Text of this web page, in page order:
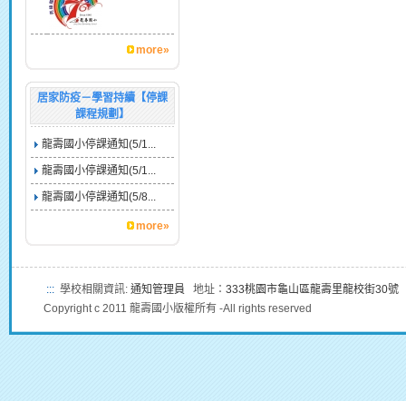
more»
居家防疫－學習持續【停課
課程規劃】
龍壽國小停課通知(5/1...
龍壽國小停課通知(5/1...
龍壽國小停課通知(5/8...
more»
::: 學校相關資訊: 通知管理員 地址： 333桃園市龜山區龍壽里龍校街30號
Copyright c 2011 龍壽國小版權所有 -All rights reserved